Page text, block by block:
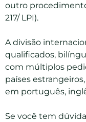
outro
217/ LPI).
A divisão
qualificados,
com múltiplos
países
em português,
Se você tem